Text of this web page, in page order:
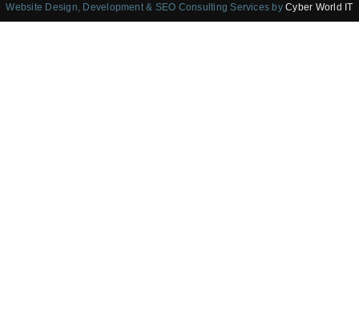
Website Design, Development & SEO Consulting Services byCyber World IT